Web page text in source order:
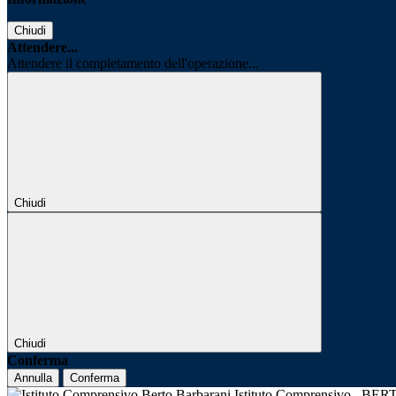
Chiudi
Attendere...
Attendere il completamento dell'operazione...
Chiudi
Chiudi
Conferma
Annulla Conferma